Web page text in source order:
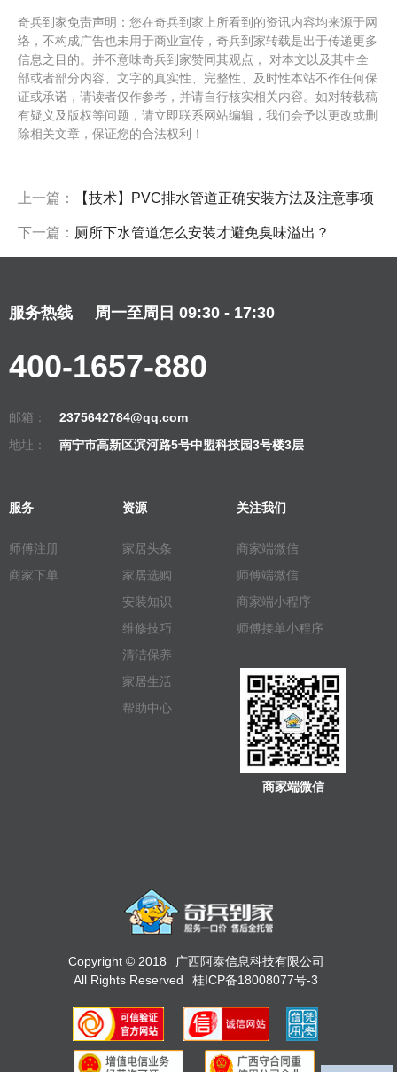
奇兵到家免责声明：您在奇兵到家上所看到的资讯内容均来源于网
络，不构成广告也未用于商业宣传，奇兵到家转载是出于传递更多
信息之目的。并不意味奇兵到家赞同其观点， 对本文以及其中全
部或者部分内容、文字的真实性、完整性、及时性本站不作任何保
证或承诺，请读者仅作参考，并请自行核实相关内容。如对转载稿
有疑义及版权等问题，请立即联系网站编辑，我们会予以更改或删
除相关文章，保证您的合法权利！
上一篇： 【技术】PVC排水管道正确安装方法及注意事项
下一篇： 厕所下水管道怎么安装才避免臭味溢出？
服务热线 周一至周日 09:30 - 17:30
400-1657-880
邮箱：
2375642784@qq.com
地址：
南宁市高新区滨河路5号中盟科技园3号楼3层
服务
师傅注册
商家下单
资源
家居头条
家居选购
安装知识
维修技巧
清洁保养
家居生活
帮助中心
关注我们
商家端微信
师傅端微信
商家端小程序
师傅接单小程序
商家端微信
Copyright © 2018
广西阿泰信息科技有限公司
All Rights Reserved
桂ICP备18008077号-3